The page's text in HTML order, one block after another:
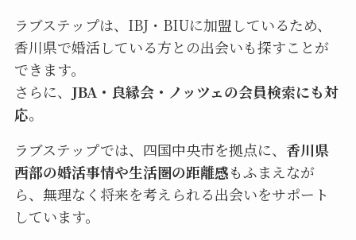
ラブステップは、IBJ・BIUに加盟しているため、
香川県で婚活している方との出会いも探すことが
できます。
さらに、 JBA・良縁会・ノッツェの会員検索にも対
応。
ラブステップでは、四国中央市を拠点に、 香川県
西部の婚活事情や生活圏の距離感もふまえなが
ら、無理なく将来を考えられる出会いをサポート
しています。